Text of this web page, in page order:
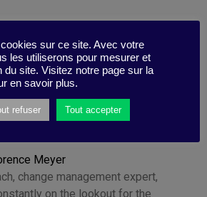
Meyer
change management expert,
on the lookout for the
sur ce site. Avec votre
les utiliserons pour mesurer et
du site. Visitez notre page sur la
en savoir plus.
refuser Tout accepter